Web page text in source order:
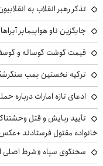
تذکر رهبر انقلاب به
جایگزین ناو هواپیمابر
قیمت گوشت گوساله و گوسفند امروز شنبه
ترکیه نخستین بمب
ادعای تازه امارات درباره
تأیید ربایش و قتل
خانواده مقتول فرستادند +عکس
سخنگوی سپاه «شرط اصلی